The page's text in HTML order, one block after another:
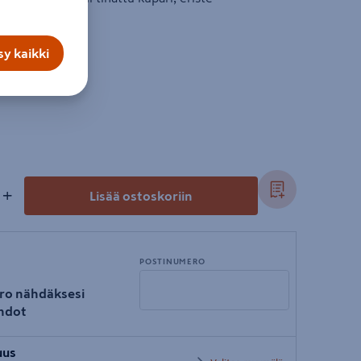
+ Lisää ostoskoriin
nähdäksesi
POSTINUMERO
postinumero
kaikki